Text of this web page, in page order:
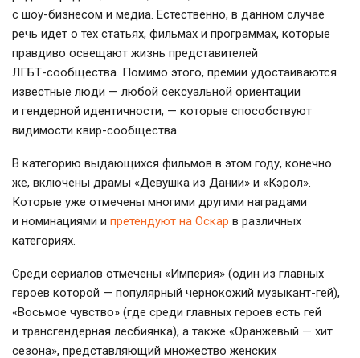
с шоу-бизнесом и медиа. Естественно, в данном случае
речь идет о тех статьях, фильмах и программах, которые
правдиво освещают жизнь представителей
ЛГБТ-сообщества. Помимо этого, премии удостаиваются
известные люди — любой сексуальной ориентации
и гендерной идентичности, — которые способствуют
видимости квир-сообщества.
В категорию выдающихся фильмов в этом году, конечно
же, включены драмы «Девушка из Дании» и «Кэрол».
Которые уже отмечены многими другими наградами
и номинациями и претендуют на Оскар в различных
категориях.
Среди сериалов отмечены «Империя» (один из главных
героев которой — популярный чернокожий музыкант-гей),
«Восьмое чувство» (где среди главных героев есть гей
и трансгендерная лесбиянка), а также «Оранжевый — хит
сезона», представляющий множество женских